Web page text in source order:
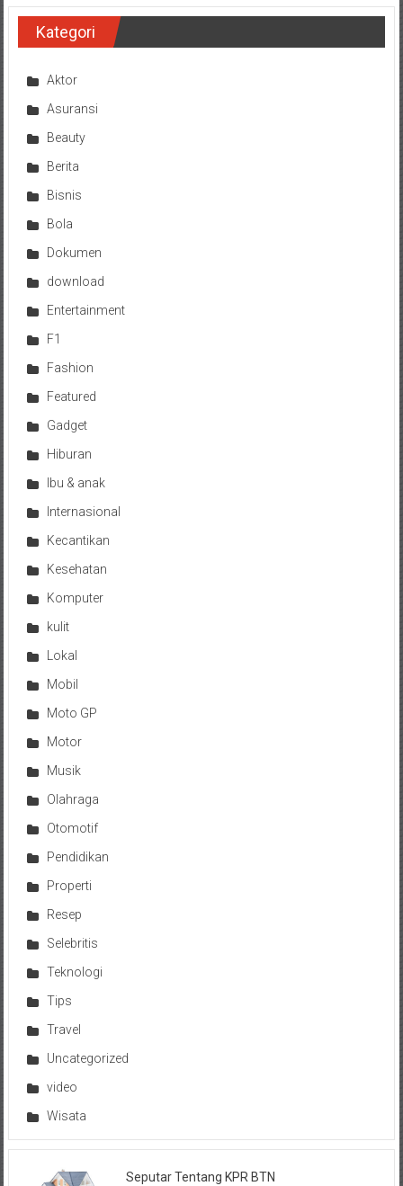
Kategori
Aktor
Asuransi
Beauty
Berita
Bisnis
Bola
Dokumen
download
Entertainment
F1
Fashion
Featured
Gadget
Hiburan
Ibu & anak
Internasional
Kecantikan
Kesehatan
Komputer
kulit
Lokal
Mobil
Moto GP
Motor
Musik
Olahraga
Otomotif
Pendidikan
Properti
Resep
Selebritis
Teknologi
Tips
Travel
Uncategorized
video
Wisata
Seputar Tentang KPR BTN